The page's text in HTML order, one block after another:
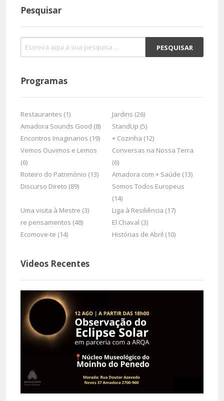
Pesquisar
Programas
Restaurantes (1)
Jardins (26)
Amadora Sounds Good (8)
StandUp (5)
Encontros Imaginarios (19)
+ Cozinha (12)
Vemos Ouvimos e Lemos
(6)
Conversas na Nossa Terra
(6)
Roteiro do Património (13)
Amadora com + Saúde (13)
Discurso Direto (89)
Somos Todos Europeus
(14)
Uma visita à Mestre (3)
Liga à Resiliência (17)
re pensamentos (48)
El Chaval (3)
Ecomove-te (14)
Histórias de Abril (10)
Videos Recentes